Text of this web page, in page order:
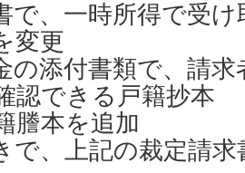
で、一時所得で受
変更
の添付書類で、請
認できる戸籍抄本
謄本を追加
で、上記の裁定請